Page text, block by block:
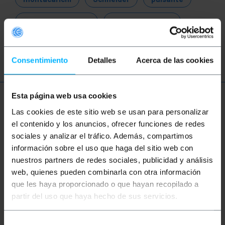
Consentimiento Detalles Acerca de las cookies
Esta página web usa cookies
Las cookies de este sitio web se usan para personalizar
el contenido y los anuncios, ofrecer funciones de redes
sociales y analizar el tráfico. Además, compartimos
información sobre el uso que haga del sitio web con
nuestros partners de redes sociales, publicidad y análisis
web, quienes pueden combinarla con otra información
que les haya proporcionado o que hayan recopilado a
partir del uso que haya hecho de sus servicios.
stazione comando scatola controllo
quadro elettrico pulsante arresto
Ulteriori informazioni
Descrizione
Scatola aerea, per comandi, pulsanti e interruttori,
basata su fori di diametro 22 mm. Scatola di plastica
progettata per uso aereo come centro di controllo
portatile. Pulsanti e interruttori, per controlli
industriali, controllo automazione, gru, paranchi,